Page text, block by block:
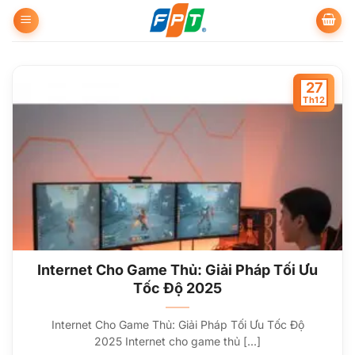
qua
Internet Cho Game Thủ: Giải Pháp Tối Ưu
Tốc Độ 2025
Internet Cho Game Thủ: Giải Pháp Tối Ưu Tốc Độ
2025 Internet cho game thủ [...]
27
Th12